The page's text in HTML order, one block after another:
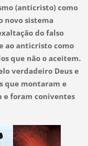
(anticristo) como
novo sistema
do falso
ao anticristo como
que não o aceitem.
verdadeiro Deus e
que montaram e
e foram coniventes